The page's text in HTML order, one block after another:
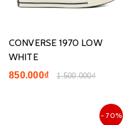
CONVERSE 1970 LOW
WHITE
850.000₫ 1.500.000₫
- 70%